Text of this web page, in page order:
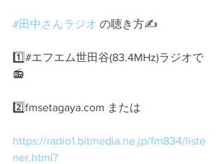
#田中さんラジオ の聴き方✍️
1️⃣#エフエム世田谷(83.4MHz)ラジオで
📻
2️⃣fmsetagaya.com または
https://radio1.bitmedia.ne.jp/fm834/liste
ner.html?